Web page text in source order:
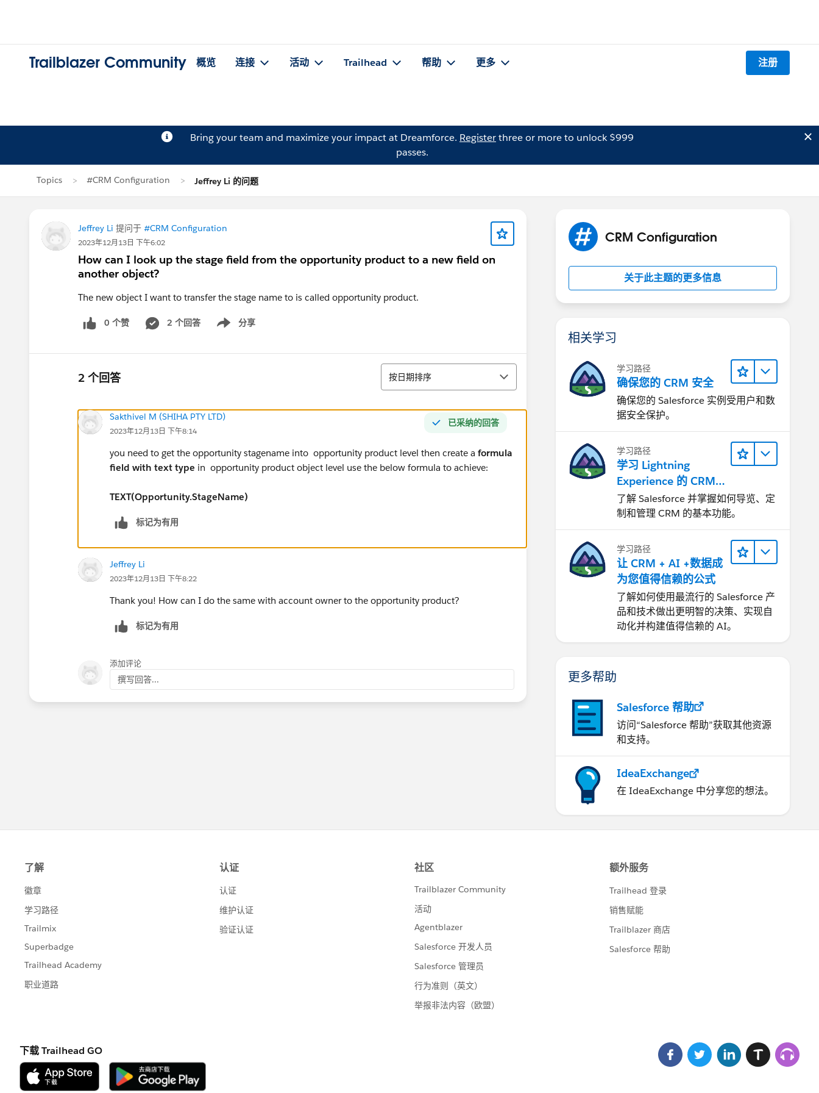
Trailblazer Community 概览 连接 活动 Trailhead 帮助 更多 注册
Bring your team and maximize your impact at Dreamforce. Registerthree or more to unlock $999
passes.
Topics #CRM Configuration Jeffrey Li 的问题
Jeffrey Li 提问于 #CRM Configuration
2023年12月13日 下午6:02
How can I look up the stage field from the opportunity product to a new field on
another object?
The new object I want to transfer the stage name to is called opportunity product.
0 个赞 2 个回答 分享
Show menu
2 个回答 排序
按日期排序
已采纳的回答
Sakthivel M (SHIHA PTY LTD)
2023年12月13日 下午8:14
you need to get the opportunity stagename into opportunity product level then create a formula
field with text type in opportunity product object level use the below formula to achieve:
TEXT(Opportunity.StageName)
标记为有用
Jeffrey Li
2023年12月13日 下午8:22
Thank you! How can I do the same with account owner to the opportunity product?
标记为有用
添加评论
撰写回答...
CRM Configuration
关于此主题的更多信息
相关学习
学习路径
确保您的 CRM 安全
确保您的 Salesforce 实例受用户和数
据安全保护。
学习路径
学习 Lightning
Experience 的 CRM
基础知识
了解 Salesforce 并掌握如何导览、定
制和管理 CRM 的基本功能。
学习路径
让 CRM + AI +数据成
为您值得信赖的公式
了解如何使用最流行的 Salesforce 产
品和技术做出更明智的决策、实现自
动化并构建值得信赖的 AI。
更多帮助
Salesforce 帮助
访问“Salesforce 帮助”获取其他资源
和支持。
IdeaExchange
在 IdeaExchange 中分享您的想法。